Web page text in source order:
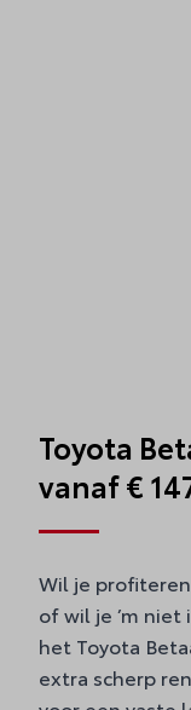
Toyota
vanaf €
Wil je
of wil je ’m
het Toyota
extra scherp